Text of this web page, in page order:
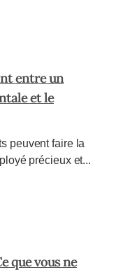
entre un
et le
peuvent faire la
précieux et...
que vous ne